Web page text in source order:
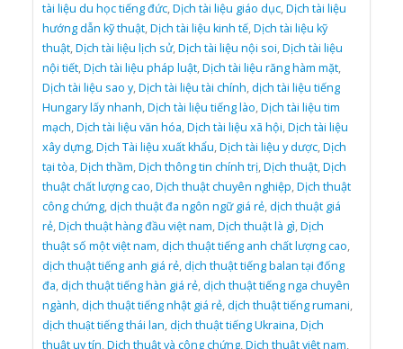
tài liệu du học tiếng đức,Dịch tài liệu giáo dục,Dịch tài liệu
hướng dẫn kỹ thuật,Dịch tài liệu kinh tế,Dịch tài liệu kỹ
thuật,Dịch tài liệu lịch sử,Dịch tài liệu nội soi,Dịch tài liệu
nội tiết,Dịch tài liệu pháp luật,Dịch tài liệu răng hàm mặt,
Dịch tài liệu sao y,Dịch tài liệu tài chính,dịch tài liệu tiếng
Hungary lấy nhanh,Dịch tài liệu tiếng lào,Dịch tài liệu tim
mạch,Dịch tài liệu văn hóa,Dịch tài liệu xã hội,Dịch tài liệu
xây dựng,Dịch Tài liệu xuất khẩu,Dịch tài liệu y dược,Dịch
tại tòa,Dịch thầm,Dịch thông tin chính trị,Dịch thuật,Dịch
thuật chất lượng cao,Dịch thuật chuyên nghiệp,Dịch thuật
công chứng,dịch thuật đa ngôn ngữ giá rẻ,dịch thuật giá
rẻ,Dịch thuật hàng đầu việt nam,Dịch thuật là gì,Dịch
thuật số một việt nam,dịch thuật tiếng anh chất lượng cao,
dịch thuật tiếng anh giá rẻ,dịch thuật tiếng balan tại đống
đa,dịch thuật tiếng hàn giá rẻ,dịch thuật tiếng nga chuyên
ngành,dịch thuật tiếng nhật giá rẻ,dịch thuật tiếng rumani,
dịch thuật tiếng thái lan,dịch thuật tiếng Ukraina,Dịch
thuật uy tín,Dịch thuật và công chứng,Dịch thuật việt nam,